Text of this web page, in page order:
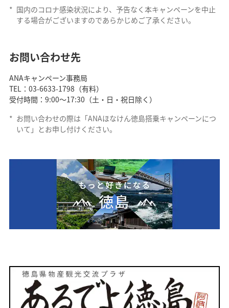
* 国内のコロナ感染状況により、予告なく本キャンペーンを中止
する場合がございますのであらかじめご了承ください。
お問い合わせ先
ANAキャンペーン事務局
TEL：03-6633-1798（有料）
受付時間：9:00～17:30（土・日・祝日除く）
* お問い合わせの際は「ANAほなけん徳島搭乗キャンペーンにつ
いて」とお申し付けください。